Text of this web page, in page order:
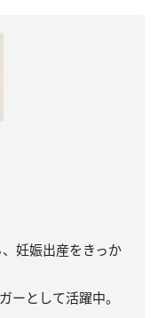
妊娠出産をきっか
ーとして活躍中。